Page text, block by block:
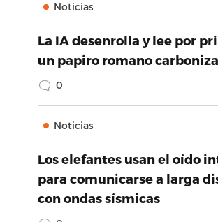
Noticias
La IA desenrolla y lee por
un papiro romano
0
Noticias
Los elefantes usan el oído
para comunicarse a larga
con ondas sísmicas